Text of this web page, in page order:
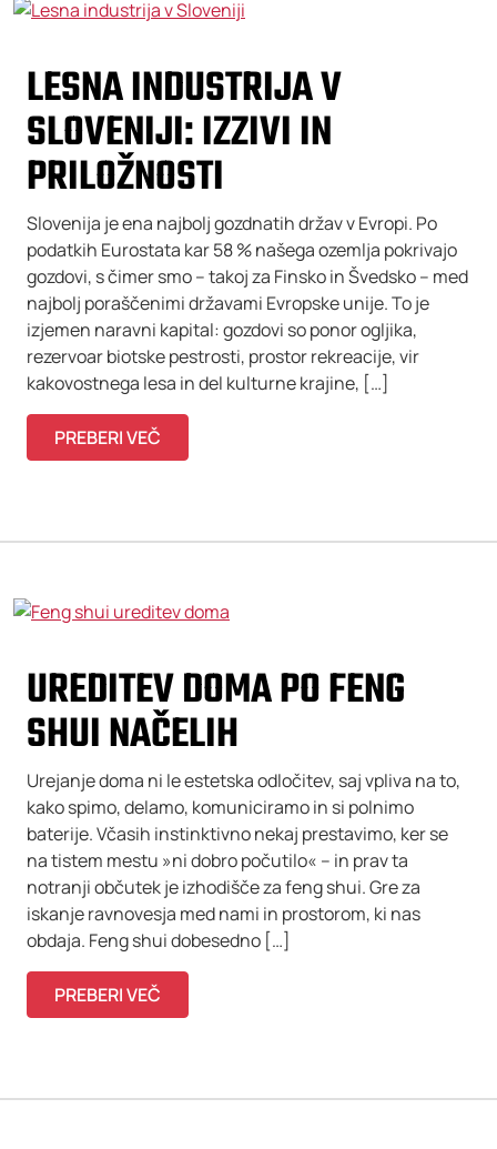
LESNA INDUSTRIJA V
SLOVENIJI: IZZIVI IN
PRILOŽNOSTI
Slovenija je ena najbolj gozdnatih držav v Evropi. Po
podatkih Eurostata kar 58 % našega ozemlja pokrivajo
gozdovi, s čimer smo – takoj za Finsko in Švedsko – med
najbolj poraščenimi državami Evropske unije. To je
izjemen naravni kapital: gozdovi so ponor ogljika,
rezervoar biotske pestrosti, prostor rekreacije, vir
kakovostnega lesa in del kulturne krajine, […]
PREBERI VEČ
UREDITEV DOMA PO FENG
SHUI NAČELIH
Urejanje doma ni le estetska odločitev, saj vpliva na to,
kako spimo, delamo, komuniciramo in si polnimo
baterije. Včasih instinktivno nekaj prestavimo, ker se
na tistem mestu »ni dobro počutilo« – in prav ta
notranji občutek je izhodišče za feng shui. Gre za
iskanje ravnovesja med nami in prostorom, ki nas
obdaja. Feng shui dobesedno […]
PREBERI VEČ